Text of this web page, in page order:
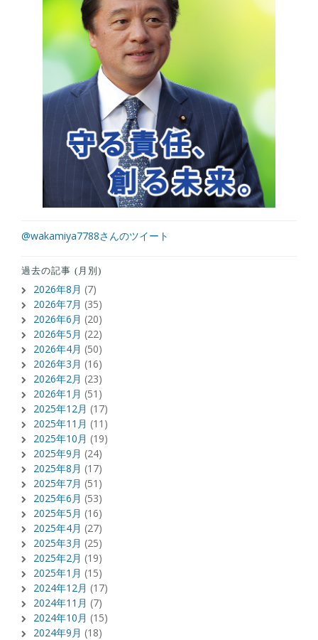
@wakamiya7788さんのツイート
過去の記事 (月別)
2026年8月 (7)
2026年7月 (35)
2026年6月 (20)
2026年5月 (22)
2026年4月 (50)
2026年3月 (16)
2026年2月 (23)
2026年1月 (51)
2025年12月 (17)
2025年11月 (11)
2025年10月 (19)
2025年9月 (24)
2025年8月 (17)
2025年7月 (51)
2025年6月 (53)
2025年5月 (16)
2025年4月 (27)
2025年3月 (25)
2025年2月 (19)
2025年1月 (15)
2024年12月 (17)
2024年11月 (7)
2024年10月 (15)
2024年9月 (18)